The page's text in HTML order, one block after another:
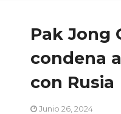
Pak Jong
condena
con Rusia
Junio 26, 2024